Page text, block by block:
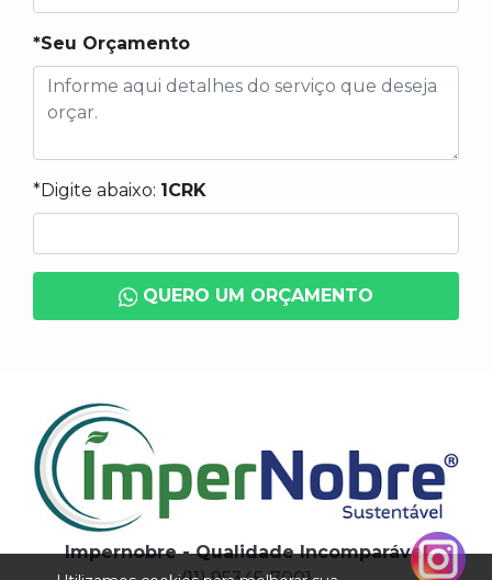
*Seu Orçamento
*Digite abaixo: 1CRK
QUERO UM ORÇAMENTO
Impernobre - Qualidade Incomparável